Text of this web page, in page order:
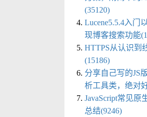
(35120)
Lucene5.5.4入门
现博客搜索功能
HTTPS从认识到
(15186)
分享自己写的JS
析工具类，绝对
JavaScript常见原
总结(9246)